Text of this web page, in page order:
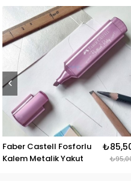
Fosforlu
Yakut
₺85,50
₺95,00
Stabilo
Fosforlu